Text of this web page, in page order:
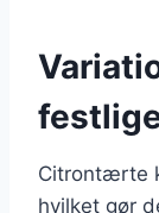
Citrontærte
hvilket gør